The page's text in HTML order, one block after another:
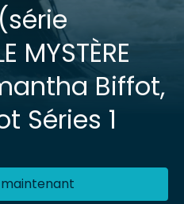
MYSTÈRE
Biffot,
Séries 1